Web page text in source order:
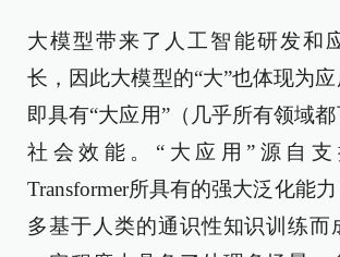
大模型带来了人工智能研发和
长，因此大模型的“大”也体现为应
即具有“大应用”（几乎所有领域
社会效能。“大应用”源自
Transformer所具有的强大泛化能
多基于人类的通识性知识训练而